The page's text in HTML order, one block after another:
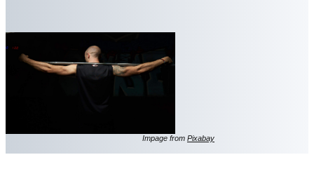
Impage from Pixabay